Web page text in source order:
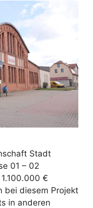
Stadt
01 – 02
€
bei diesem Projekt
in anderen